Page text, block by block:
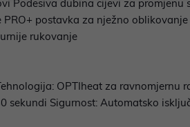
Podesiva dubina cijevi za
postavka za nježno
rukovanje
OPTIheat za ravnomjernu
Sigurnost: Automatsko